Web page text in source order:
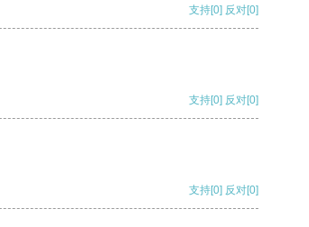
支持[0] 反对[0]
支持[0] 反对[0]
支持[0] 反对[0]